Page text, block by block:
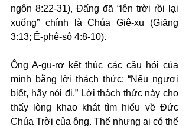
ngôn 8:22-31), Đấng đã “lên trời rồi lại
xuống” chính là Chúa Giê-xu (Giăng
3:13; Ê-phê-sô 4:8-10).
Ông A-gu-rơ kết thúc các câu hỏi của
mình bằng lời thách thức: “Nếu ngươi
biết, hãy nói đi.” Lời thách thức này cho
thấy lòng khao khát tìm hiểu về Đức
Chúa Trời của ông. Thế nhưng ai có thể